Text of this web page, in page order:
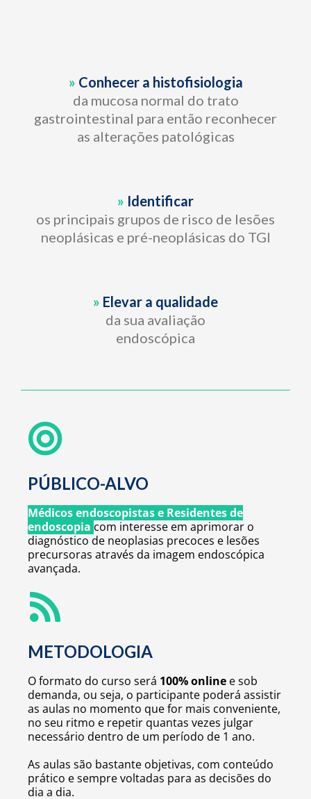
» Conhecer a histofisiologia
da mucosa normal do trato
gastrointestinal para então reconhecer
as alterações patológicas
» Identificar
os principais grupos de risco de lesões
neoplásicas e pré-neoplásicas do TGI
» Elevar a qualidade
da sua avaliação
endoscópica
PÚBLICO-ALVO
Médicos endoscopistas e Residentes de
endoscopia com interesse em aprimorar o
diagnóstico de neoplasias precoces e lesões
precursoras através da imagem endoscópica
avançada.
METODOLOGIA
O formato do curso será 100% online e sob
demanda, ou seja, o participante poderá assistir
as aulas no momento que for mais conveniente,
no seu ritmo e repetir quantas vezes julgar
necessário dentro de um período de 1 ano.
As aulas são bastante objetivas, com conteúdo
prático e sempre voltadas para as decisões do
dia a dia.